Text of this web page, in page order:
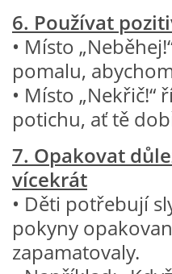
POHYBOVÉ AKTIVITY NA
PÍSNĚ K TÉMATU ZIMA
POHYBOVÉ AKTIVITY NA
VZDĚLÁVACÍ PLÁN OD ZÁŘÍ
6. Používat
• Místo
pomalu,
• Místo „Nekřič!“
potichu, ať tě
7. Opakovat
vícekrát
• Děti potřebují
pokyny
zapamatovaly.